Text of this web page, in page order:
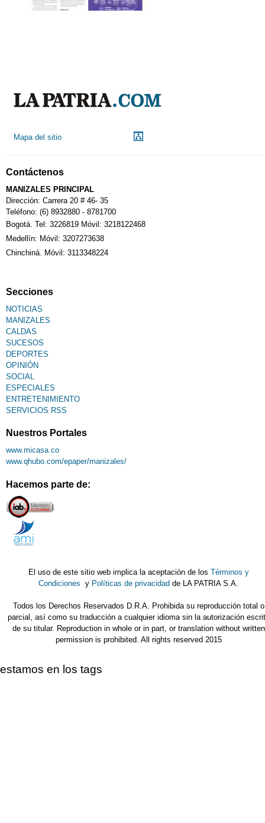
Mapa del sitio
Contáctenos
MANIZALES PRINCIPAL
Dirección: Carrera 20 # 46- 35
Teléfono: (6) 8932880 - 8781700
Bogotá. Tel: 3226819 Móvil: 3218122468
Medellín: Móvil: 3207273638
Chinchiná. Móvil: 3113348224
Secciones
NOTICIAS
MANIZALES
CALDAS
SUCESOS
DEPORTES
OPINIÓN
SOCIAL
ESPECIALES
ENTRETENIMIENTO
SERVICIOS RSS
Nuestros Portales
www.micasa.co
www.qhubo.com/epaper/manizales/
Hacemos parte de:
El uso de este sitio web implica la aceptación de los Términos y
Condiciones y Políticas de privacidad de LA PATRIA S.A.
Todos los Derechos Reservados D.R.A. Prohibida su reproducción total o
parcial, así como su traducción a cualquier idioma sin la autorización
de su titular. Reproduction in whole or in part, or translation without written
permission is prohibited. All rights reserved 2015
estamos en los tags